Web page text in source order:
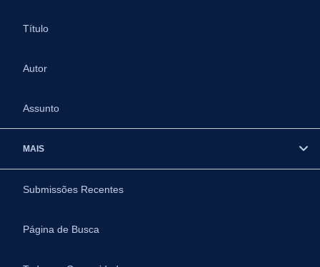
Título
Autor
Assunto
MAIS
Submissões Recentes
Página de Busca